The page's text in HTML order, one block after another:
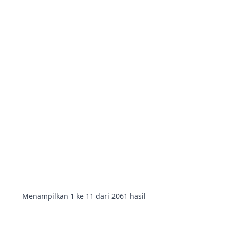
Menampilkan 1 ke 11 dari 2061 hasil